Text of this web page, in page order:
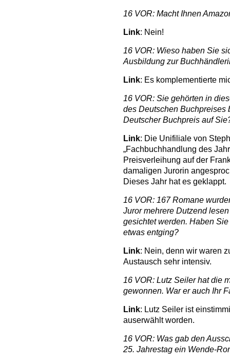
16 VOR: Macht Ihnen
Link: Nein!
16 VOR: Wieso haben Sie
Ausbildung zur
Link: Es komplementierte
16 VOR: Sie gehörten in
des Deutschen Buchpreises
Deutscher Buchpreis auf
Link: Die Unifiliale von
„Fachbuchhandlung des
Preisverleihung auf der
damaligen Jurorin
Dieses Jahr hat es geklappt.
16 VOR: 167 Romane
Juror mehrere Dutzend
gesichtet werden. Haben
etwas entging?
Link: Nein, denn wir waren
Austausch sehr intensiv.
16 VOR: Lutz Seiler hat die
gewonnen. War er auch Ihr
Link: Lutz Seiler ist
auserwählt worden.
16 VOR: Was gab den
25. Jahrestag ein Wende-